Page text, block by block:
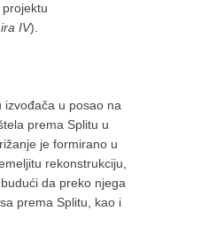
IV).
izvođača u posao na
prema Splitu u
je formirano u
rekonstrukciju,
da preko njega
prema Splitu, kao i